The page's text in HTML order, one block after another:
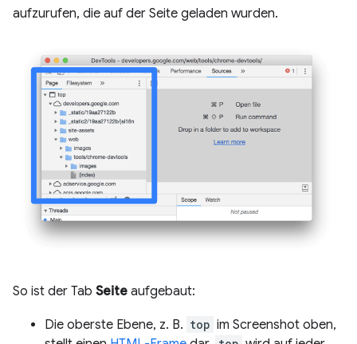
aufzurufen, die auf der Seite geladen wurden.
So ist der Tab Seite aufgebaut:
Die oberste Ebene, z. B. top im Screenshot oben,